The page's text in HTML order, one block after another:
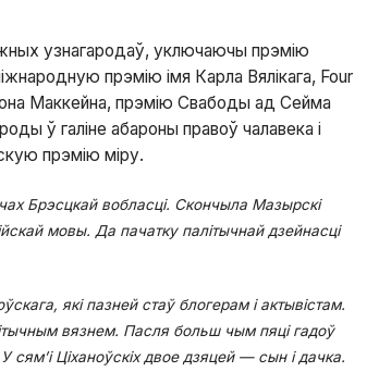
узнагародаў, уключаючы прэмію
прэмію імя Карла Вялікага, Four
Маккейна, прэмію Свабоды ад Сейма
ў галіне абароны правоў чалавека і
прэмію міру.
Брэсцкай вобласці. Скончыла Мазырскі
мовы. Да пачатку палітычнай дзейнасці
які пазней стаў блогерам і актывістам.
вязнем. Пасля больш чым пяці гадоў
Ціханоўскіх двое дзяцей — сын і дачка.